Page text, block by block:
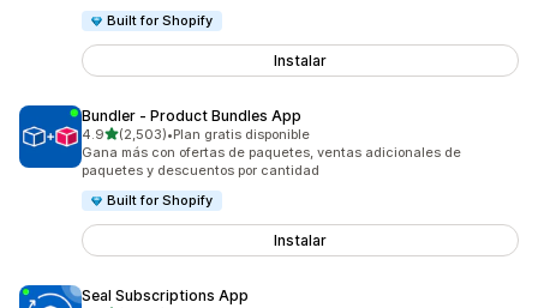
Built for Shopify
Instalar
Bundler ‑ Product Bundles App
4.9de 5 estrellas
(2,503)
2503 reseñas en total
•Plan gratis disponible
Gana más con ofertas de paquetes, ventas adicionales de
paquetes y descuentos por cantidad
Built for Shopify
Instalar
Seal Subscriptions App